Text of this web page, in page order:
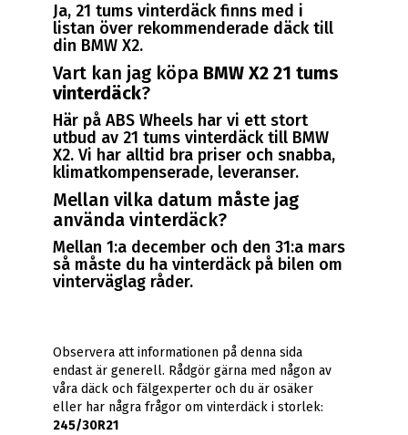
Ja, 21 tums vinterdäck finns med i
listan över rekommenderade däck till
din BMW X2.
Vart kan jag köpa BMW X2 21 tums
vinterdäck?
Här på ABS Wheels har vi ett stort
utbud av 21 tums vinterdäck till BMW
X2. Vi har alltid bra priser och snabba,
klimatkompenserade, leveranser.
Mellan vilka datum måste jag
använda vinterdäck?
Mellan 1:a december och den 31:a mars
så måste du ha vinterdäck på bilen om
vinterväglag råder.
Observera att informationen på denna sida
endast är generell. Rådgör gärna med någon av
våra däck och fälgexperter och du är osäker
eller har några frågor om vinterdäck i storlek:
245/30R21